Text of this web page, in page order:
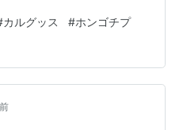
の店アルコール🍺がないの
の後、友達は昼に食べた麺
腹が痛くなったので、一緒
いので、お店調べ でも韓国
、なかなか見つからない。
カルグッス #ホンゴチプ